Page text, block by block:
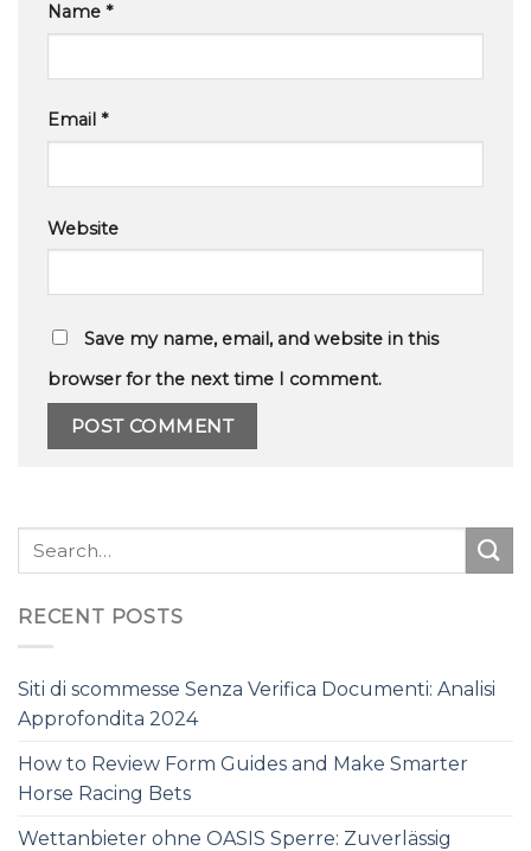
Name *
Email *
Website
Save my name, email, and website in this
browser for the next time I comment.
RECENT POSTS
Siti di scommesse Senza Verifica Documenti: Analisi
Approfondita 2024
How to Review Form Guides and Make Smarter
Horse Racing Bets
Wettanbieter ohne OASIS Sperre: Zuverlässig